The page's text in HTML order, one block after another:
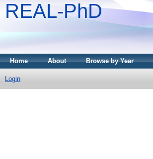
REAL-PhD
Home About Browse by Year
Login